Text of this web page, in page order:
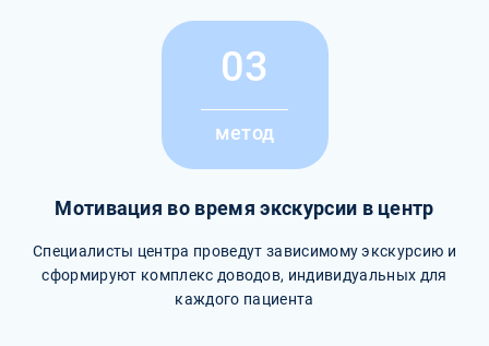
03
метод
Мотивация во время экскурсии в центр
Специалисты центра проведут зависимому экскурсию и
сформируют комплекс доводов, индивидуальных для
каждого пациента